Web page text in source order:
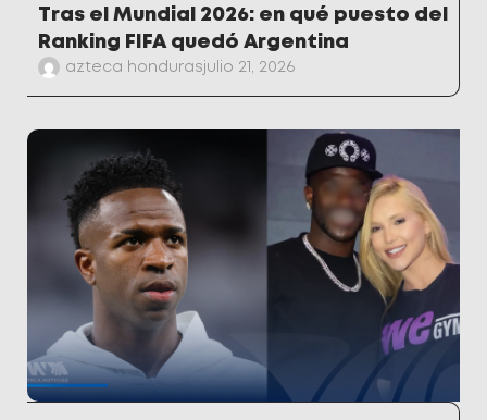
Tras el Mundial 2026: en qué puesto del
Ranking FIFA quedó Argentina
azteca hondurasjulio 21, 2026